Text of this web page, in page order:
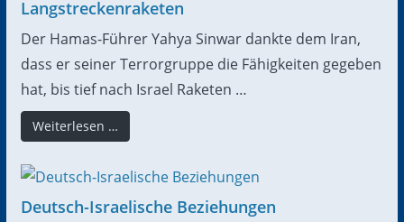
Langstreckenraketen
Der Hamas-Führer Yahya Sinwar dankte dem Iran,
dass er seiner Terrorgruppe die Fähigkeiten gegeben
hat, bis tief nach Israel Raketen …
Weiterlesen …
Deutsch-Israelische Beziehungen